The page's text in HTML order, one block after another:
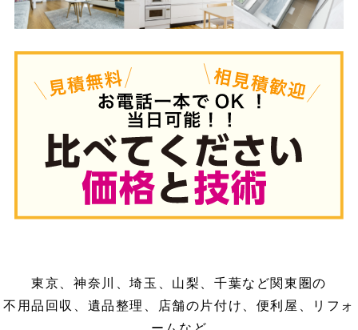
東京、神奈川、埼玉、山梨、千葉など関東圏の
不用品回収、遺品整理、店舗の片付け、便利屋、リフォ